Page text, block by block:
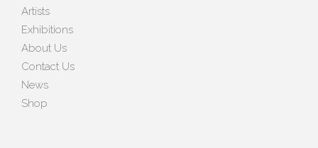
Artists
Exhibitions
About Us
Contact Us
News
Shop